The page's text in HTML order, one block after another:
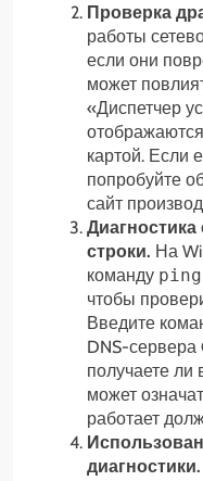
Проверка
работы
если они
может
«Диспетчер
картой. Если
попробуйте
сайт
строки. На
команду ping
чтобы
Введите
DNS-сервера
получаете ли
может
работает
диагностики.